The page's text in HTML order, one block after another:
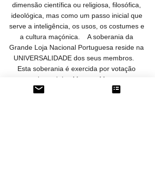
dimensão científica ou religiosa, filosófica,
ideológica, mas como um passo inicial que
serve a inteligência, os usos, os costumes e
a cultura maçónica.    A soberania da
Grande Loja Nacional Portuguesa reside na
UNIVERSALIDADE dos seus membros.
Esta soberania é exercida por votação
universal dos Mestres Maçons.